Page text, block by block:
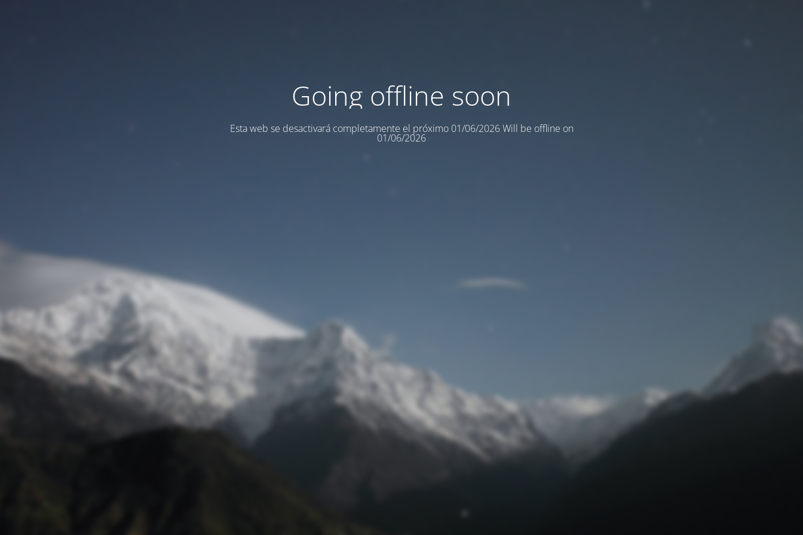
Going offline soon
Esta web se desactivará completamente el próximo 01/06/2026 Will be offline on
01/06/2026